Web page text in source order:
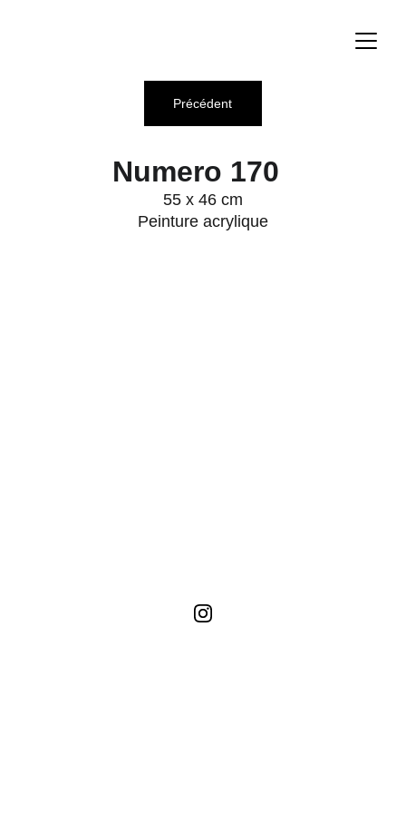
Numero 170
55 x 46 cm
Peinture acrylique
Précédent